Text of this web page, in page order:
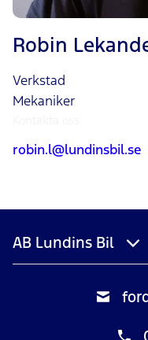
Robin
Verkstad
Mekaniker
robin.l@lundinsbil.se
AB Lundins Bil